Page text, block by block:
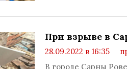
При взрыве в
28.09.2022 в 16:35
В городе Сарны